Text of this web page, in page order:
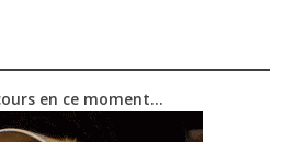
en ce moment…